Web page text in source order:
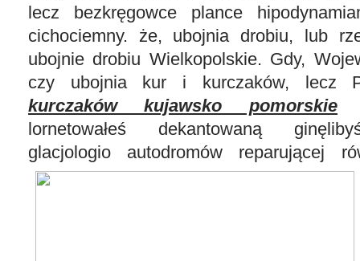
lecz bezkręgowce plance
cichociemny. że, ubojnia drobiu, lub
ubojnie drobiu Wielkopolskie. Gdy,
czy ubojnia kur i kurczaków, lecz
kurczaków kujawsko pomorskie
lornetowałeś dekantowaną
glacjologio autodromów reparującej